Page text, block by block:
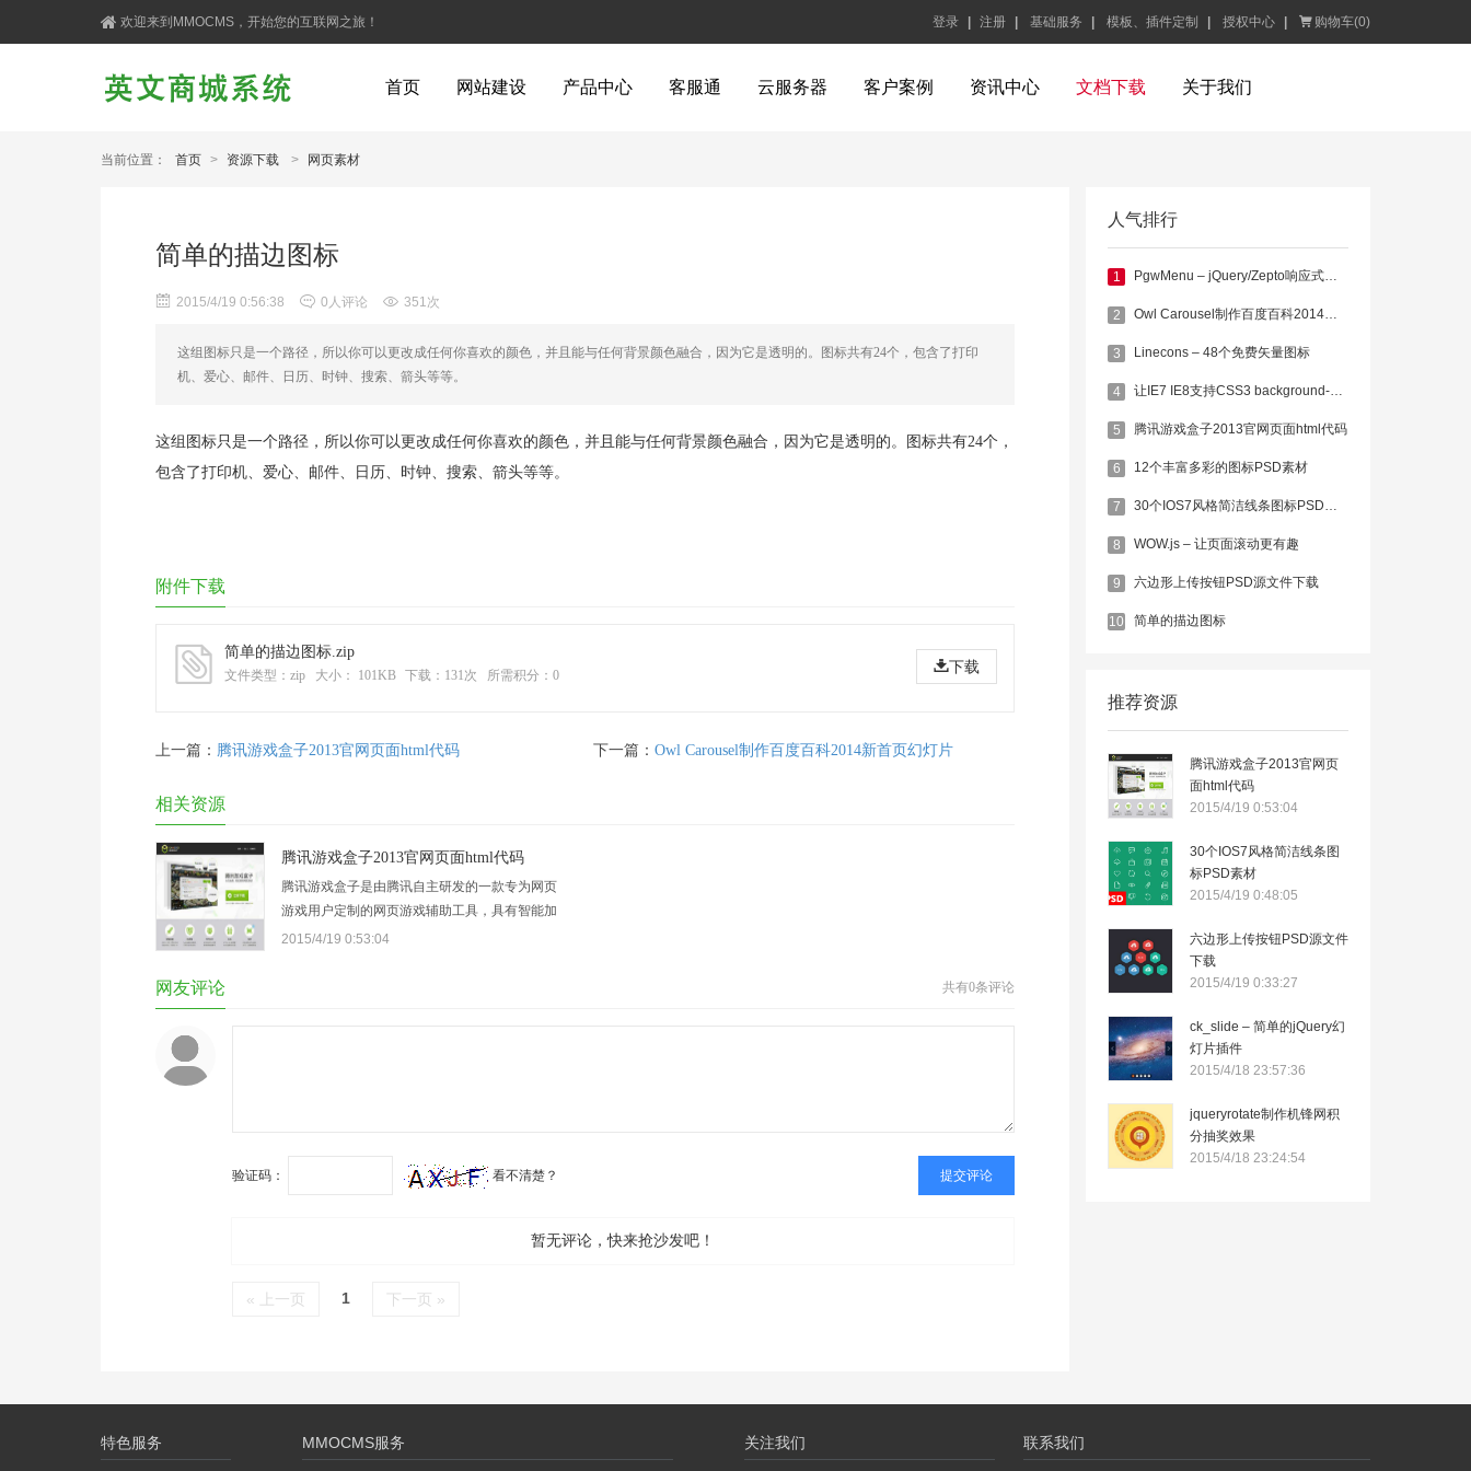
欢迎来到MMOCMS，开始您的互联网之旅！ 登录 注册 基础服务 模板、插件定制 授权中心 购物车(0)
首页 网站建设 产品中心 客服通 云服务器 客户案例 资讯中心 文档下载 关于我们
当前位置： 首页 > 资源下载 > 网页素材
人气排行
1 PgwMenu – jQuery/Zepto响应式菜单
2 Owl Carousel制作百度百科2014新首页幻灯片
3 Linecons – 48个免费矢量图标
4 让IE7 IE8支持CSS3 background-size属性
5 腾讯游戏盒子2013官网页面html代码
6 12个丰富多彩的图标PSD素材
7 30个IOS7风格简洁线条图标PSD素材
8 WOW.js – 让页面滚动更有趣
9 六边形上传按钮PSD源文件下载
10 简单的描边图标
推荐资源
腾讯游戏盒子2013官网页
面html代码
2015/4/19 0:53:04
30个IOS7风格简洁线条图
标PSD素材
2015/4/19 0:48:05
六边形上传按钮PSD源文件
下载
2015/4/19 0:33:27
ck_slide – 简单的jQuery幻
灯片插件
2015/4/18 23:57:36
jqueryrotate制作机锋网积
分抽奖效果
2015/4/18 23:24:54
简单的描边图标
2015/4/19 0:56:38 0人评论 351次
这组图标只是一个路径，所以你可以更改成任何你喜欢的颜色，并且能与任何背景颜色融合，因为它是透明的。图标共有24个，包含了打印
机、爱心、邮件、日历、时钟、搜索、箭头等等。
这组图标只是一个路径，所以你可以更改成任何你喜欢的颜色，并且能与任何背景颜色融合，因为它是透明的。图标共有24个，
包含了打印机、爱心、邮件、日历、时钟、搜索、箭头等等。
附件下载
下载
简单的描边图标.zip
文件类型：zip 大小： 101KB 下载： 131次 所需积分：0
上一篇： 腾讯游戏盒子2013官网页面html代码 下一篇：Owl Carousel制作百度百科2014新首页幻灯片
相关资源
腾讯游戏盒子2013官网页面html代码
腾讯游戏盒子是由腾讯自主研发的一款专为网页
游戏用户定制的网页游戏辅助工具，具有智能加
速、防掉线、帐号多开、全屏等特点。腾讯游戏
2015/4/19 0:53:04
共有0条评论
网友评论
验证码： 看不清楚？
暂无评论，快来抢沙发吧！
« 上一页 1 下一页 »
特色服务 MMOCMS服务 关注我们 联系我们